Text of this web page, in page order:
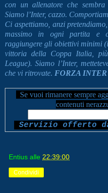
con un allenatore che
Siamo l’Inter, cazzo.
Ci aspettiamo, anzi
massimo in ogni partita e
raggiungere gli obiettivi minimi
vittoria della Coppa Italia,
League). Siamo l’Inter,
che vi ritrovate. FORZA
Se vuoi rimanere sempre
contenuti
Servizio offerto
Entius alle 22:39:00
Condividi